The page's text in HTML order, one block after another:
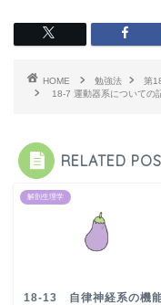
HOME 勉強法 第
18-7 運動器系についての
RELATED
解剖生理学
18-13 自律神経系の機